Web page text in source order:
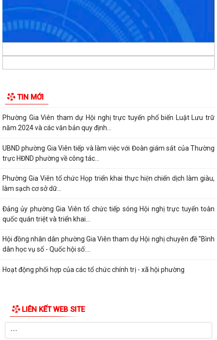
TIN MỚI
Chính phủ về phát triển khoa học,...
Phường Gia Viên dự Hội nghị trực tuyến triển khai thực hiện công tác
tuyển chọn và gọi công dân...
Phường Gia Viên tổ chức đồng loạt ra quân tổng dọn vệ sinh môi
xin nhập ngũ.
Phường Gia Viên tham dự Hội nghị trực tuyến phổ biến Luật Lưu trữ
năm 2024 và các văn bản quy định...
UBND phường Gia Viên tiếp và làm việc với Đoàn giám sát của Thường
trực HĐND phường về công tác...
Phường Gia Viên tổ chức Họp triển khai thực hiện chiến dịch làm giàu,
làm sạch cơ sở dữ...
Đảng ủy phường Gia Viên tổ chức tiếp sóng Hội nghị trực tuyến toàn
quốc quán triệt và triển khai...
Hội đồng nhân dân phường Gia Viên tham dự Hội nghị chuyên đề "Bình
dân học vụ số - Quốc hội số:...
Hoạt động phối hợp của các tổ chức chính trị - xã hội phường
Môi trường và Đô thị Hải Phòng...
LIÊN KẾT WEB SITE